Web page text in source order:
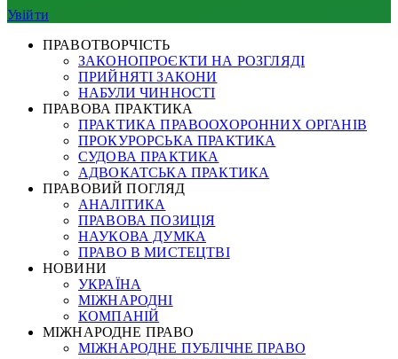
Увійти
ПРАВОТВОРЧІСТЬ
ЗАКОНОПРОЄКТИ НА РОЗГЛЯДІ
ПРИЙНЯТІ ЗАКОНИ
НАБУЛИ ЧИННОСТІ
ПРАВОВА ПРАКТИКА
ПРАКТИКА ПРАВООХОРОННИХ ОРГАНІВ
ПРОКУРОРСЬКА ПРАКТИКА
СУДОВА ПРАКТИКА
АДВОКАТСЬКА ПРАКТИКА
ПРАВОВИЙ ПОГЛЯД
АНАЛІТИКА
ПРАВОВА ПОЗИЦІЯ
НАУКОВА ДУМКА
ПРАВО В МИСТЕЦТВІ
НОВИНИ
УКРАЇНА
МІЖНАРОДНІ
КОМПАНІЙ
МІЖНАРОДНЕ ПРАВО
МІЖНАРОДНЕ ПУБЛІЧНЕ ПРАВО